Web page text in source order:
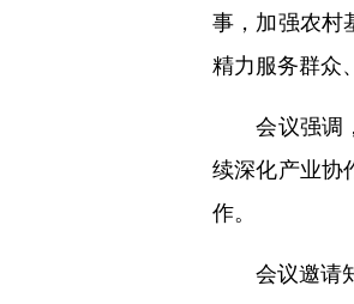
事，加强农村
精力服务群众
会议强调，
续深化产业协
作。
会议邀请知